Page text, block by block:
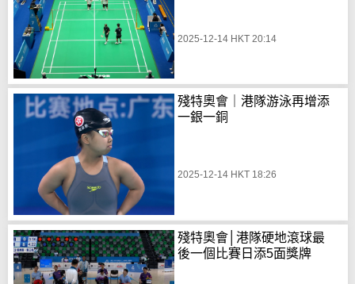
2025-12-14 HKT 20:14
殘特奧會｜港隊游泳再增添
一銀一銅
2025-12-14 HKT 18:26
殘特奧會│港隊硬地滾球最
後一個比賽日添5面獎牌